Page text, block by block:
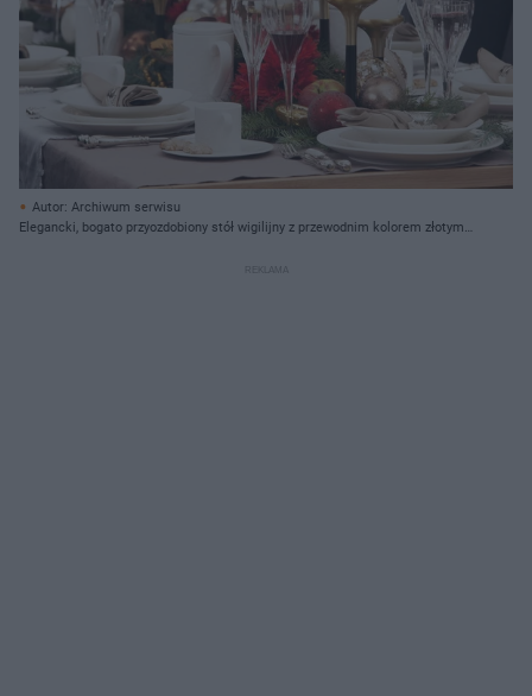
Autor: Archiwum serwisu
Elegancki, bogato przyozdobiony stół wigilijny z przewodnim kolorem złotym.